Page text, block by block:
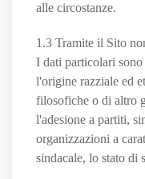
alle circostanze.
1.3 Tramite il Sito
I dati particolari
l'origine razziale ed
filosofiche o di altro
l'adesione a partiti,
organizzazioni a
sindacale, lo stato di